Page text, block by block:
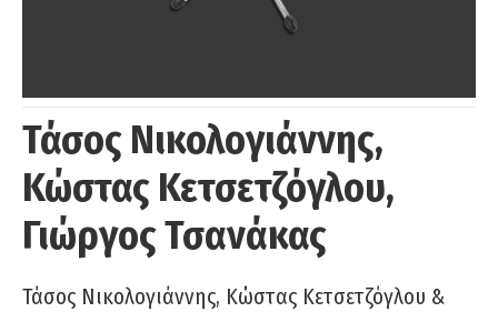
Τάσος Νικολογιάννης,
Κώστας Κετσετζόγλου,
Γιώργος Τσανάκας
Τάσος Νικολογιάννης, Κώστας Κετσετζόγλου &